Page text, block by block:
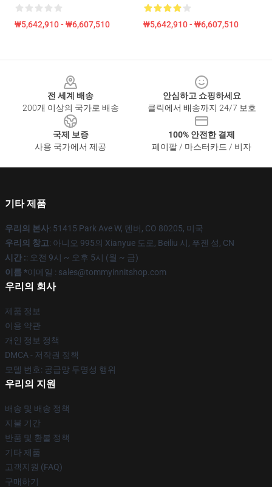
₩5,642,910 - ₩6,607,510 ₩5,642,910 - ₩6,607,510
전 세계 배송
200개 이상의 국가로 배송
안심하고 쇼핑하세요
클릭에서 배송까지 24/7 보호
국제 보증
사용 국가에서 제공
100% 안전한 결제
페이팔 / 마스터카드 / 비자
기타 제품
우리의 본사: 51415 Park Ave W, 덴버, CO 80205, 미국
우리의 창고: 아니오 995의 Xianyue 도로, Beiliu 시, 푸젠 성, CN
시간 :: 오전 9시 ~ 오후 5시 (월 ~ 금)
이름 *이메일 : sales@tommyinnitshop.com
우리의 회사
제품 정보
이용 약관
개인 정보 정책
DMCA - 저작권 정책
모델 번호: 공급망 투명성 행위
우리의 지원
배송 및 배송 정책
지불 기간
반품 및 환불 정책
기타 제품
고객지원 (FAQ)
구매하기